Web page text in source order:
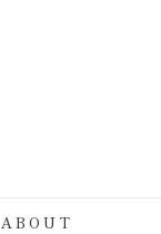
ABOUT